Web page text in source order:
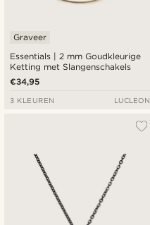
Essentials | 2 mm Goudkleurige
Ketting met Slangenschakels
Graveer
€34,95
3 KLEUREN LUCLEON